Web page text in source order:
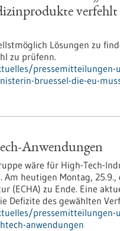
Lösungen zu
zu prüfenn.
pressemitteilungen-
bruessel-die-eu-
Anwendungen
wäre für High-Tech-
heutigen Montag, 25.9.,
(ECHA) zu Ende. Eine
Defizite des gewählten
pressemitteilungen-
anwendungen